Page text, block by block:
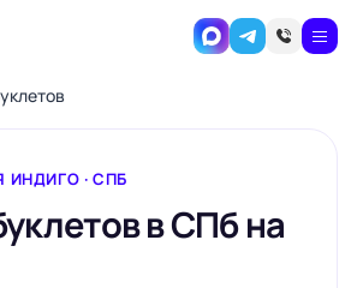
ИНДИГО · СПБ
в СПб на